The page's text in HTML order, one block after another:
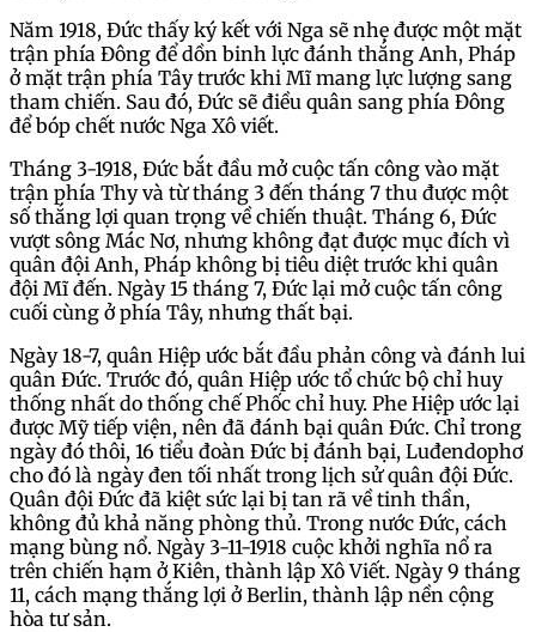
Năm 1918, Đức thấy ký kết với Nga sẽ nhẹ được một mặt
trận phía Đông để dồn binh lực đánh thắng Anh, Pháp
ở mặt trận phía Tây trước khi Mĩ mang lực lượng sang
tham chiến. Sau đó, Đức sẽ điều quân sang phía Đông
để bóp chết nước Nga Xô viết.
Tháng 3-1918, Đức bắt đầu mở cuộc tấn công vào mặt
trận phía Thy và từ tháng 3 đến tháng 7 thu được một
số thắng lợi quan trọng về chiến thuật. Tháng 6, Đức
vượt sông Mác Nơ, nhưng không đạt được mục đích vì
quân đội Anh, Pháp không bị tiêu diệt trước khi quân
đội Mĩ đến. Ngày 15 tháng 7, Đức lại mở cuộc tấn công
cuối cùng ở phía Tây, nhưng thất bại.
Ngày 18-7, quân Hiệp ước bắt đầu phản công và đánh lui
quân Đức. Trước đó, quân Hiệp ước tổ chức bộ chỉ huy
thống nhất do thống chế Phốc chỉ huy. Phe Hiệp ước lại
được Mỹ tiếp viện, nên đã đánh bại quân Đức. Chỉ trong
ngày đó thôi, 16 tiểu đoàn Đức bị đánh bại, Luđendophơ
cho đó là ngày đen tối nhất trong lịch sử quân đội Đức.
Quân đội Đức đã kiệt sức lại bị tan rã về tinh thần,
không đủ khả năng phòng thủ. Trong nước Đức, cách
mạng bùng nổ. Ngày 3-11-1918 cuộc khởi nghĩa nổ ra
trên chiến hạm ở Kiên, thành lập Xô Viết. Ngày 9 tháng
11, cách mạng thắng lợi ở Berlin, thành lập nền cộng
hòa tư sản.